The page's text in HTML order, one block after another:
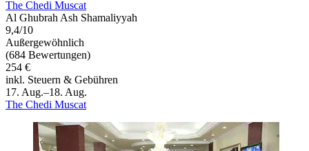
The Chedi Muscat
Al Ghubrah Ash Shamaliyyah
9,4/10
Außergewöhnlich
(684 Bewertungen)
254 €
inkl. Steuern & Gebühren
17. Aug.–18. Aug.
The Chedi Muscat